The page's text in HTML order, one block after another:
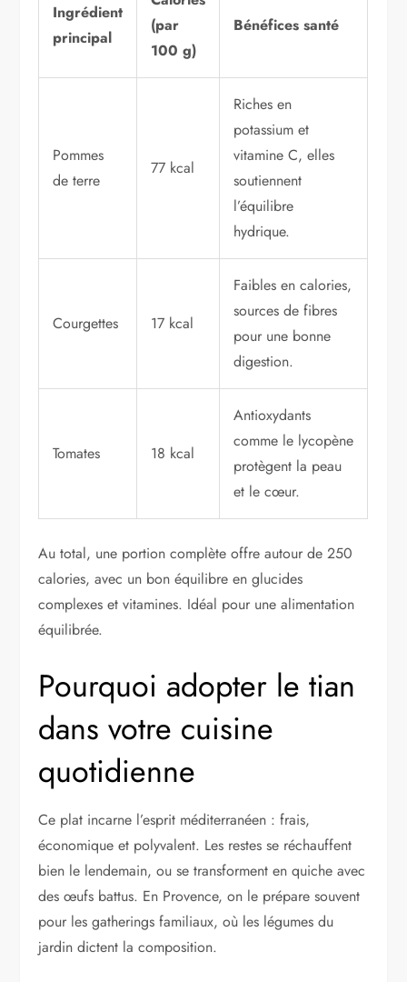
Ingrédient
principal
(par
100 g)
Bénéfices santé
Pommes
de terre
77 kcal
Riches en
potassium et
vitamine C, elles
soutiennent
l’équilibre
hydrique.
Courgettes 17 kcal
Faibles en calories,
sources de fibres
pour une bonne
digestion.
Tomates 18 kcal
Antioxydants
comme le lycopène
protègent la peau
et le cœur.
Au total, une portion complète offre autour de 250
calories, avec un bon équilibre en glucides
complexes et vitamines. Idéal pour une alimentation
équilibrée.
Pourquoi adopter le tian
dans votre cuisine
quotidienne
Ce plat incarne l’esprit méditerranéen : frais,
économique et polyvalent. Les restes se réchauffent
bien le lendemain, ou se transforment en quiche avec
des œufs battus. En Provence, on le prépare souvent
pour les gatherings familiaux, où les légumes du
jardin dictent la composition.